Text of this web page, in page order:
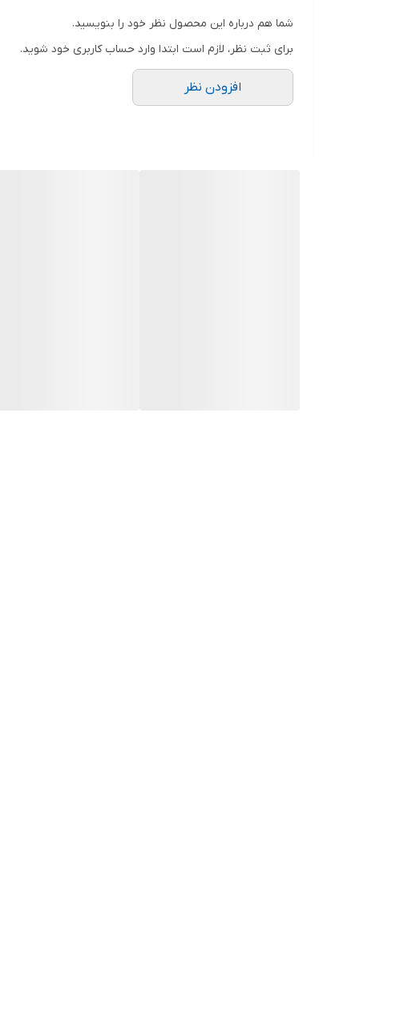
شما هم درباره این محصول نظر خود را بنویسید.
برای ثبت نظر، لازم است ابتدا وارد حساب کاربری خود شوید.
افزودن نظر